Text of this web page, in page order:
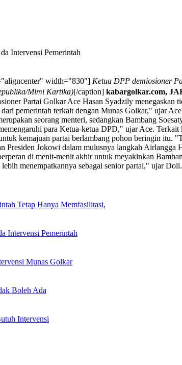
Intervensi Pemerintah
width="830"] Ketua DPP demiosioner
Mimi Kartika)[/caption] kabargolkar.com,
Partai Golkar Ace Hasan Syadzily
pemerintah terkait dengan Munas Golkar," ujar
seorang menteri, sedangkan Bambang
para Ketua-ketua DPD," ujar Ace.
kemajuan partai berlambang pohon beringin
Presiden Jokowi dalam mulusnya langkah
di menit-menit akhir untuk meyakinkan
menempatkannya sebagai senior partai," ujar
Tetap Hanya Memfasilitasi,
Intervensi Pemerintah
Munas Golkar
Boleh Ada
Intervensi